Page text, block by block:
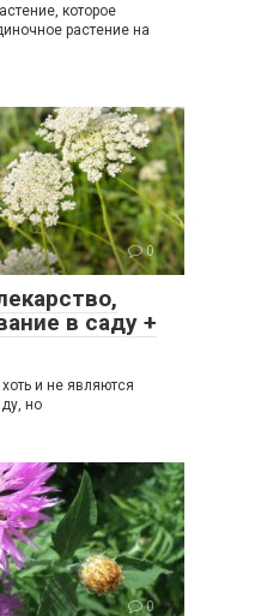
которое
растение на
0
в саду +
и не являются
но
0